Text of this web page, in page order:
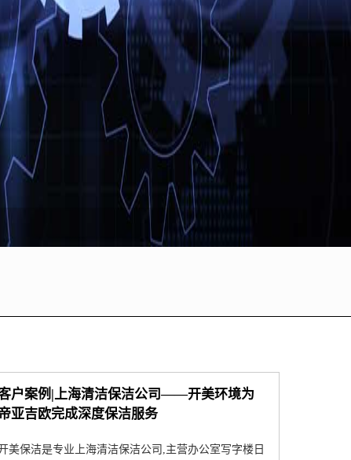
户案例|上海清洁保洁公司——开美环境为
亚吉欧完成深度保洁服务
美保洁是专业上海清洁保洁公司,主营办公室写字楼日